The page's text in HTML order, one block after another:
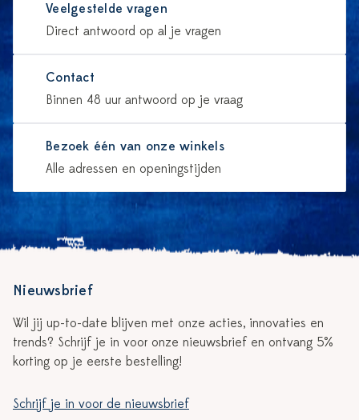
Veelgestelde vragen
Direct antwoord op al je vragen
Contact
Binnen 48 uur antwoord op je vraag
Bezoek één van onze winkels
Alle adressen en openingstijden
Nieuwsbrief
Wil jij up-to-date blijven met onze acties, innovaties en
trends? Schrijf je in voor onze nieuwsbrief en ontvang 5%
korting op je eerste bestelling!
Schrijf je in voor de nieuwsbrief